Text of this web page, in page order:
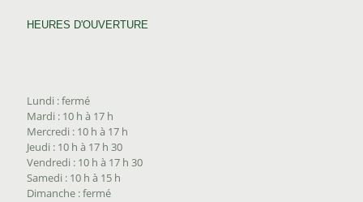
HEURES D'OUVERTURE
Lundi : fermé
Mardi : 10 h à 17 h
Mercredi : 10 h à 17 h
Jeudi : 10 h à 17 h 30
Vendredi : 10 h à 17 h 30
Samedi : 10 h à 15 h
Dimanche : fermé